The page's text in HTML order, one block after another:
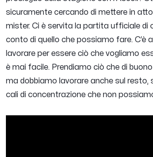
sicuramente cercando di mettere in
mister. Ci è servita la partita ufficiale di
conto di quello che possiamo fare. C’è
lavorare per essere ciò che vogliamo
è mai facile. Prendiamo ciò che di
ma dobbiamo lavorare anche sul resto,
cali di concentrazione che non